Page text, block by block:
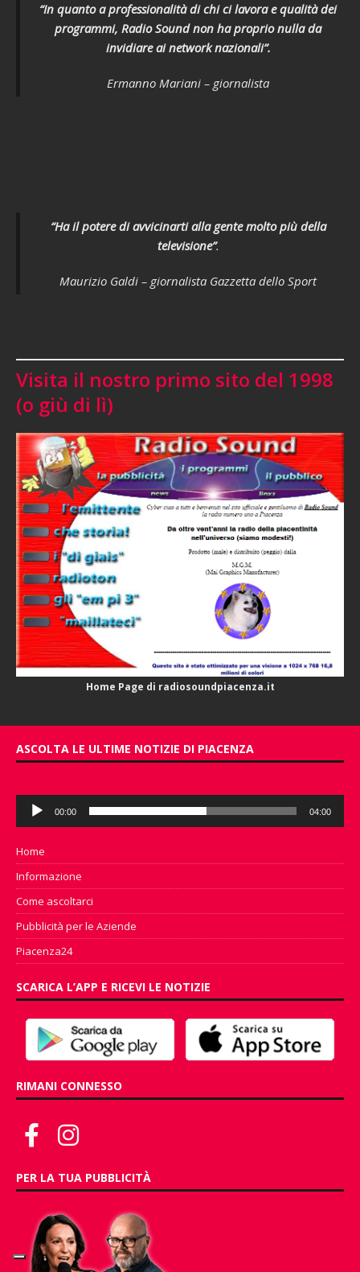
“In quanto a professionalità di chi ci lavora e qualità dei
programmi, Radio Sound non ha proprio nulla da
invidiare ai network nazionali”.
Ermanno Mariani – giornalista
“Ha il potere di avvicinarti alla gente molto più della
televisione”.
Maurizio Galdi – giornalista Gazzetta dello Sport
Visita il nostro primo sito del 1998
(o giù di lì)
Home Page di radiosoundpiacenza.it
ASCOLTA LE ULTIME NOTIZIE DI PIACENZA
Audio
Player
00:00 04:00
Home
Informazione
Come ascoltarci
Pubblicità per le Aziende
Piacenza24
SCARICA L’APP E RICEVI LE NOTIZIE
RIMANI CONNESSO
PER LA TUA PUBBLICITÀ